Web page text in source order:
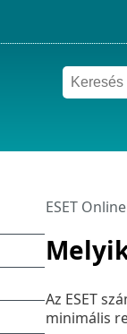
ESET
Az ESET
minimális